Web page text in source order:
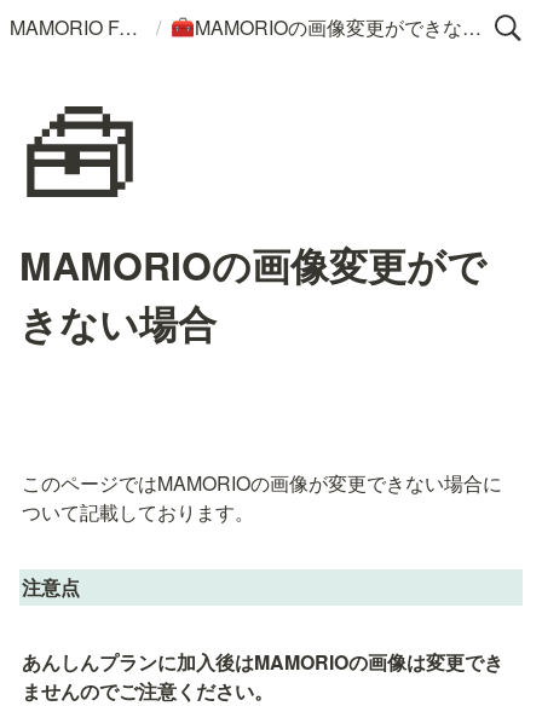
MAMORIO FAQ / 🧰 MAMORIOの画像変更ができない場合
🧰
MAMORIOの画像変更がで
きない場合
このページではMAMORIOの画像が変更できない場合に
ついて記載しております。
注意点
あんしんプランに加入後はMAMORIOの画像は変更でき
ませんのでご注意ください。